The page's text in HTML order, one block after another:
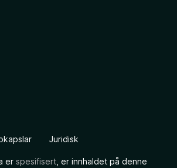
Juridisk
er spesifisert , er innhaldet på denne